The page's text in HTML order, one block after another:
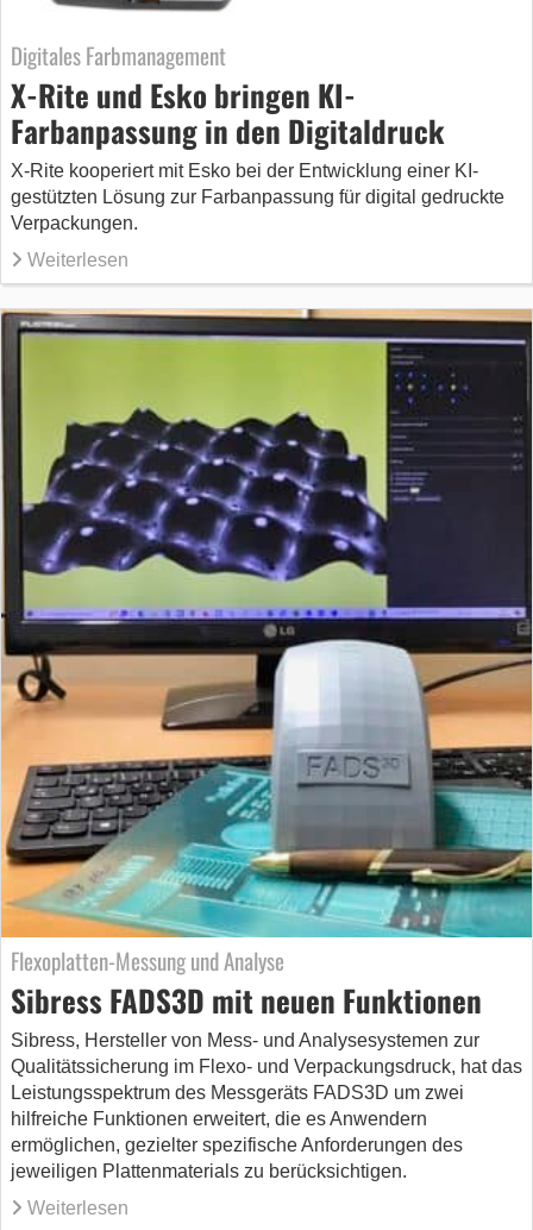
Digitales Farbmanagement
X-Rite und Esko bringen KI-
Farbanpassung in den Digitaldruck
X-Rite kooperiert mit Esko bei der Entwicklung einer KI-
gestützten Lösung zur Farbanpassung für digital gedruckte
Verpackungen.
Weiterlesen
Flexoplatten-Messung und Analyse
Sibress FADS3D mit neuen Funktionen
Sibress, Hersteller von Mess- und Analysesystemen zur
Qualitätssicherung im Flexo- und Verpackungsdruck, hat das
Leistungsspektrum des Messgeräts FADS3D um zwei
hilfreiche Funktionen erweitert, die es Anwendern
ermöglichen, gezielter spezifische Anforderungen des
jeweiligen Plattenmaterials zu berücksichtigen.
Weiterlesen